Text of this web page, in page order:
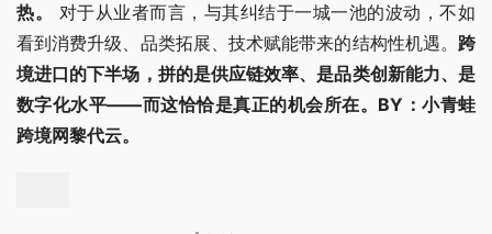
热。
对于从业者而言，与其纠结于一城一池的波动，不如
看到消费升级、品类拓展、技术赋能带来的结构性机遇。 跨
境进口的下半场，拼的是供应链效率、是品类创新能力、是
数字化水平——而这恰恰是真正的机会所在。BY：小青蛙
跨境网黎代云。